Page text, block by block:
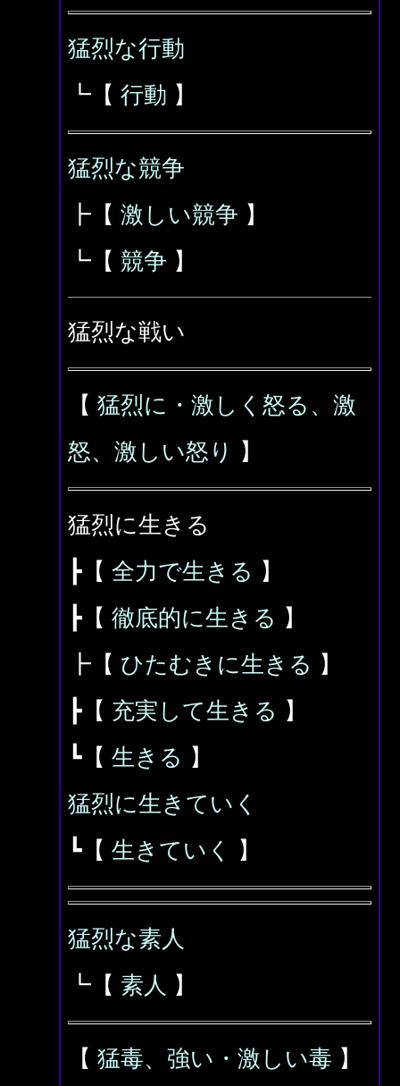
猛烈な行動
┗【 行動 】
猛烈な競争
┣【 激しい競争 】
┗【 競争 】
猛烈な戦い
【 猛烈に・激しく怒る、激
怒、激しい怒り
】
猛烈に生きる
┣【 全力で生きる 】
┣【 徹底的に生きる 】
┣【 ひたむきに生きる 】
┣【 充実して生きる 】
┗【 生きる 】
猛烈に生きていく
┗【 生きていく 】
猛烈な素人
┗【 素人 】
【 猛毒、強い・激しい毒 】